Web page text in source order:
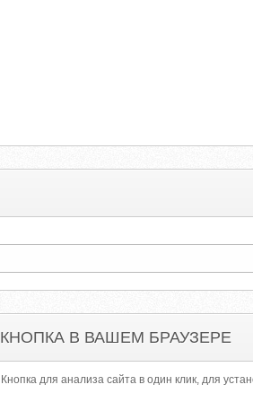
КНОПКА В ВАШЕМ БРАУЗЕРЕ
Кнопка для анализа сайта в один клик, для